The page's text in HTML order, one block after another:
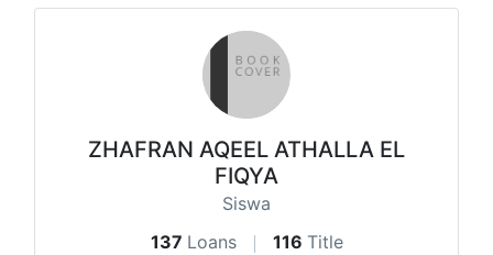
ZHAFRAN AQEEL ATHALLA EL
FIQYA
Siswa
137 Loans 116 Title